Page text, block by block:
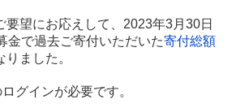
要望にお応えして、2023年3月30日
金で過去ご寄付いただいた寄付総額
ました。
グインが必要です。